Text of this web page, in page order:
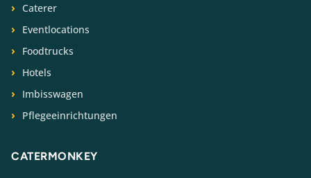
Caterer
Eventlocations
Foodtrucks
Hotels
Imbisswagen
Pflegeeinrichtungen
CATERMONKEY